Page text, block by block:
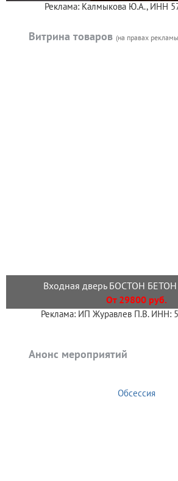
Реклама: Калмыкова Ю.А., ИНН
Витрина товаров (на правах
Входная дверь БОСТОН
От 29800 руб.
Реклама: ИП Журавлев П.В. ИНН:
Анонс мероприятий
Обсессия